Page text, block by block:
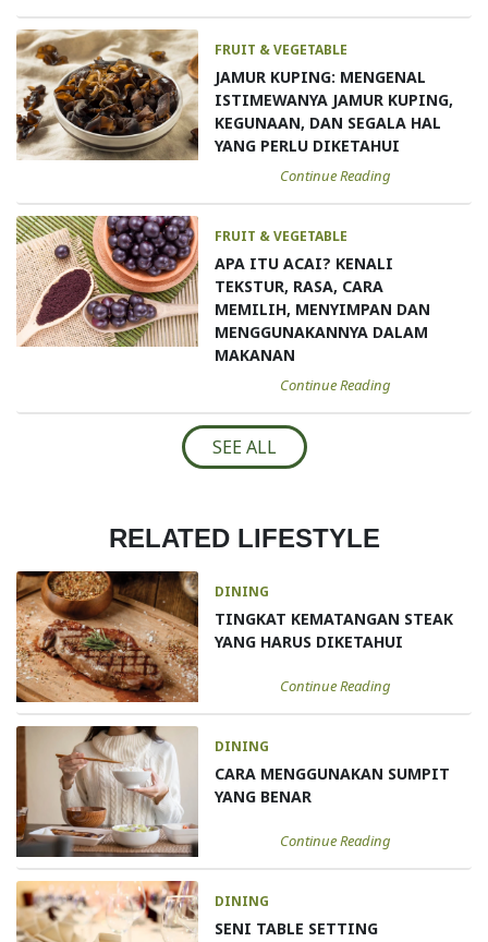
FRUIT & VEGETABLE
JAMUR KUPING: MENGENAL
ISTIMEWANYA JAMUR KUPING,
KEGUNAAN, DAN SEGALA HAL
YANG PERLU DIKETAHUI
Continue Reading
FRUIT & VEGETABLE
APA ITU ACAI? KENALI
TEKSTUR, RASA, CARA
MEMILIH, MENYIMPAN DAN
MENGGUNAKANNYA DALAM
MAKANAN
Continue Reading
SEE ALL
RELATED LIFESTYLE
DINING
TINGKAT KEMATANGAN STEAK
YANG HARUS DIKETAHUI
Continue Reading
DINING
CARA MENGGUNAKAN SUMPIT
YANG BENAR
Continue Reading
DINING
SENI TABLE SETTING